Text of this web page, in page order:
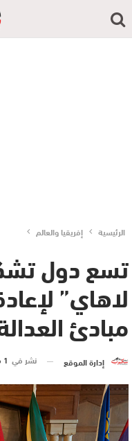
الرئيسية إفريقيا والعالم
تسع دول
لاهاي”
مبادئ
إدارة الموقع نشر في 1 فبراير 2025 الساعة 10 و 05 دقيقة